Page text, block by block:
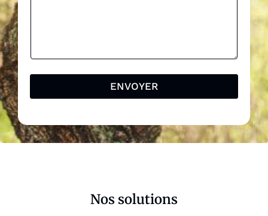
ENVOYER
Nos solutions